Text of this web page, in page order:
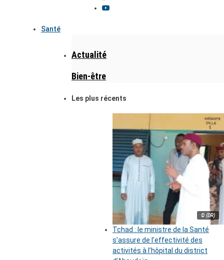
Santé
Actualité
Bien-être
Les plus récents
© (DR)
Tchad : le ministre de la Santé
s’assure de l’effectivité des
activités à l’hôpital du district